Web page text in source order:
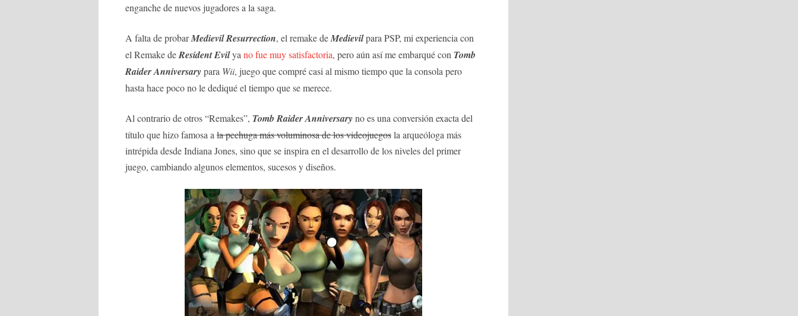
enganche de nuevos jugadores a la saga.
A falta de probarMedievil Resurrection, el remake deMedievilpara PSP, mi experiencia con
el Remake deResident Evilya no fue muy satisfactoria, pero aún así me embarqué con Tomb
Raider Anniversarypara Wii, juego que compré casi al mismo tiempo que la consola pero
hasta hace poco no le dediqué el tiempo que se merece.
Al contrario de otros “Remakes”, Tomb Raider Anniversaryno es una conversión exacta del
título que hizo famosa a la pechuga más voluminosa de los videojuegosla arqueóloga más
intrépida desde Indiana Jones, sino que se inspira en el desarrollo de los niveles del primer
juego, cambiando algunos elementos, sucesos y diseños.